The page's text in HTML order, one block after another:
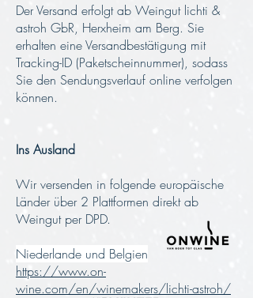
Der Versand erfolgt ab Weingut lichti &
astroh GbR, Herxheim am Berg. Sie
erhalten eine Versandbestätigung mit
Tracking-ID (Paketscheinnummer), sodass
Sie den Sendungsverlauf online verfolgen
können.
Ins Ausland
Wir versenden in folgende europäische
Länder über 2 Plattformen direkt ab
Weingut per DPD.
Niederlande und Belgien
https://www.on-
wine.com/en/winemakers/lichti-astroh/